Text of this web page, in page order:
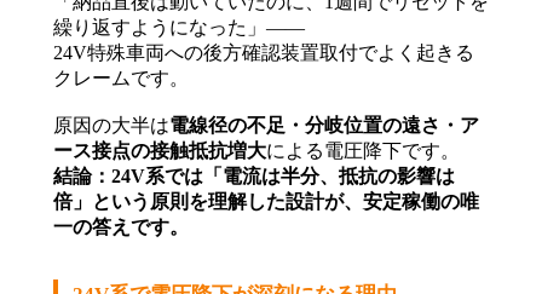
繰り返すようになった」——
24V特殊車両への後方確認装置取付でよく起きる
クレームです。
原因の大半は電線径の不足・分岐位置の遠さ・ア
ース接点の接触抵抗増大による電圧降下です。
結論：24V系では「電流は半分、抵抗の影響は
倍」という原則を理解した設計が、安定稼働の唯
一の答えです。